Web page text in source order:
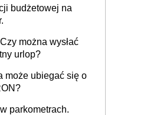
budżetowej na
można wysłać
urlop?
może ubiegać się o
parkometrach.